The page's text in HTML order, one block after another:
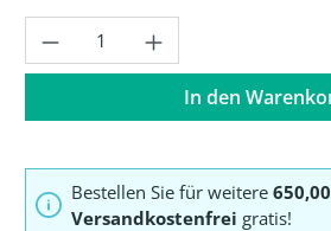
Produkt Anzahl: Gib
In den
Bestellen Sie für weitere
Versandkostenfrei gratis!